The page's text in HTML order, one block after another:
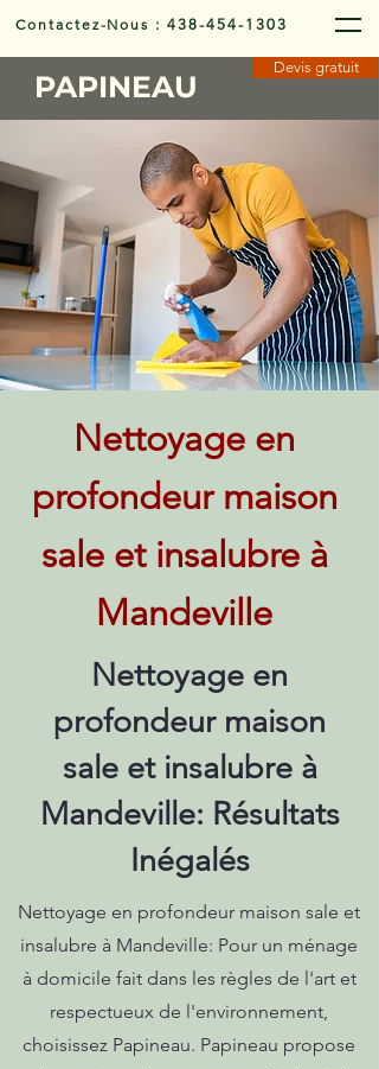
Contactez-Nous :438-454-1303
PAPINEAU
Devis gratuit
Nettoyage en
profondeur maison
sale et insalubre à
Mandeville
Nettoyage en
profondeur maison
sale et insalubre à
Mandeville: Résultats
Inégalés
Nettoyage en profondeur maison sale et
insalubre à Mandeville: Pour un ménage
à domicile fait dans les règles de l'art et
respectueux de l'environnement,
choisissez Papineau. Papineau propose